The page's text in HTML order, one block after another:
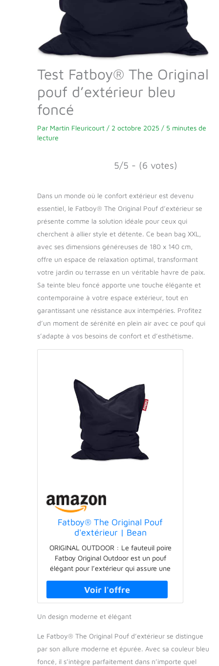
Test Fatboy® The Original
pouf d’extérieur bleu
foncé
Par Martin Fleuricourt / 2 octobre 2025 / 5 minutes de
lecture
5/5 - (6 votes)
Dans un monde où le confort extérieur est devenu
essentiel, le Fatboy® The Original Pouf d’extérieur se
présente comme la solution idéale pour ceux qui
cherchent à allier style et détente. Ce bean bag XXL,
avec ses dimensions généreuses de 180 x 140 cm,
offre un espace de relaxation optimal, transformant
votre jardin ou terrasse en un véritable havre de paix.
Sa teinte bleu foncé apporte une touche élégante et
contemporaine à votre espace extérieur, tout en
garantissant une résistance aux intempéries. Profitez
d’un moment de sérénité en plein air avec ce pouf qui
s’adapte à vos besoins de confort et d’esthétisme.
Fatboy® The Original Pouf
d'extérieur | Bean
Bag/Coussin/Fauteuil XXL
Classique Outdoor | Bleu foncé
| 180 x 140 cm
ORIGINAL OUTDOOR : Le fauteuil poire
Fatboy Original Outdoor est un pouf
élégant pour l’extérieur qui assure une
terrasse, sur votre balcon ou dans votre
jardin. Le tissu de qualité protège le
et l’humidité et est facile à nettoyer.
fauteuil poire d’extérieur est rempli avec
3.542.897 billes. Grâce à ces billes, le
Fatboy Original s’adapte parfaitement
Un design moderne et élégant
Le Fatboy® The Original Pouf d’extérieur se distingue
par son allure moderne et épurée. Avec sa couleur bleu
foncé, il s’intègre parfaitement dans n’importe quel